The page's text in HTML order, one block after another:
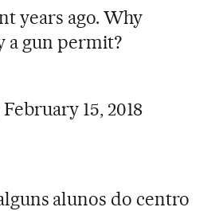
years ago. Why
a gun permit?
February 15, 2018
alunos do centro